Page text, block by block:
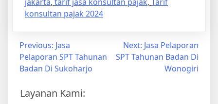
konsultan pajak 2024
Previous: Jasa
Pelaporan SPT Tahunan
Badan Di Sukoharjo
Next: Jasa Pelaporan
SPT Tahunan Badan Di
Wonogiri
Layanan Kami: